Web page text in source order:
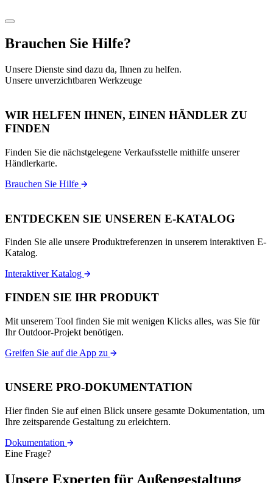
Brauchen Sie Hilfe?
Unsere Dienste sind dazu da, Ihnen zu helfen.
Unsere unverzichtbaren Werkzeuge
WIR HELFEN IHNEN, EINEN HÄNDLER ZU
FINDEN
Finden Sie die nächstgelegene Verkaufsstelle mithilfe unserer
Händlerkarte.
Brauchen Sie Hilfe
ENTDECKEN SIE UNSEREN E-KATALOG
Finden Sie alle unsere Produktreferenzen in unserem interaktiven E-
Katalog.
Interaktiver Katalog
FINDEN SIE IHR PRODUKT
Mit unserem Tool finden Sie mit wenigen Klicks alles, was Sie für
Ihr Outdoor-Projekt benötigen.
Greifen Sie auf die App zu
UNSERE PRO-DOKUMENTATION
Hier finden Sie auf einen Blick unsere gesamte Dokumentation, um
Ihre zeitsparende Gestaltung zu erleichtern.
Dokumentation
Eine Frage?
Unsere Experten für Außengestaltung